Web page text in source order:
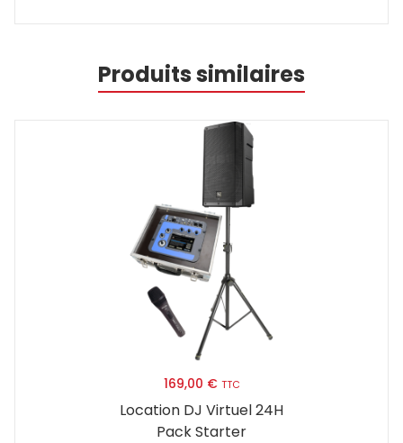
Produits similaires
169,00 € TTC
Location DJ Virtuel 24H
Pack Starter